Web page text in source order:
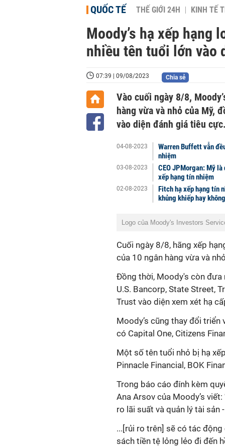
QUỐC TẾ THẾ GIỚI 24H KINH TẾ
Moody’s hạ xếp hạng
nhiều tên tuổi lớn vào
07:39 | 09/08/2023 Chia sẻ
Vào cuối ngày 8/8,
hàng vừa và nhỏ của Mỹ,
vào diện đánh giá tiêu cực.
04-08-2023
Warren Buffett vẫn
nhiệm
03-08-2023
CEO JPMorgan: Mỹ
xếp hạng tín nhiệm
02-08-2023
Fitch hạ xếp hạng tín
khủng khiếp hay
Logo của Moody's Investors
Cuối ngày 8/8, hãng xếp
của 10 ngân hàng vừa và
Đồng thời, Moody's còn đưa
U.S. Bancorp, State Street,
Trust vào diện xem xét hạ
Moody’s cũng thay đổi
có Capital One, Citizens
Một số tên tuổi nhỏ bị hạ
Pinnacle Financial, BOK
Trong báo cáo đính kèm
Ana Arsov của Moody’s
ro lãi suất và quản lý tài sản
...[rủi ro trên] sẽ có tác động
sách tiền tệ lỏng lẻo đi đến